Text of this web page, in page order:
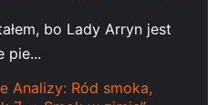
bo Lady Arryn jest
pie...
Analizy: Ród smoka,